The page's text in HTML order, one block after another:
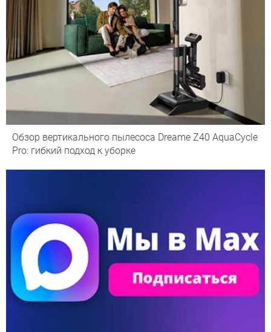
Обзор вертикального пылесоса Dreame Z40 AquaCycle
Pro: гибкий подход к уборке